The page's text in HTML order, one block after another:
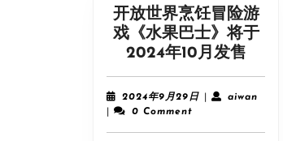
开放世界烹饪冒险游
戏《水果巴士》将于
2024年10月发售开
放
世
烹
2024年9月29日2024
aiwanaiwan
0 Comment